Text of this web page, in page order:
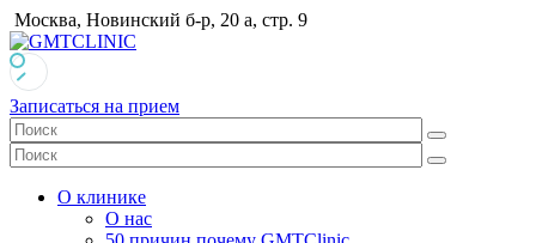
Москва, Новинский б-р, 20 а, стр. 9
Записаться на прием
О клинике
О нас